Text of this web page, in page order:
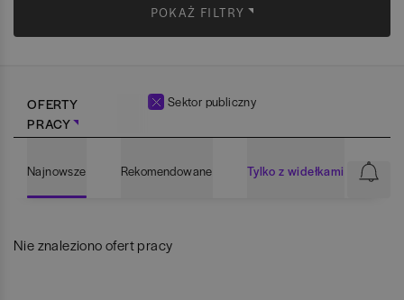
POKAŻ FILTRY
OFERTY
PRACY
Sektor publiczny
Najnowsze Rekomendowane Tylko z widełkami
Nie znaleziono ofert pracy